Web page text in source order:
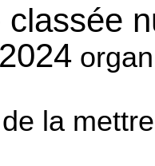
classée
la